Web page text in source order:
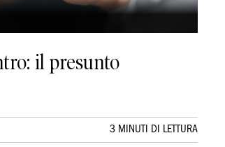
il presunto
3 MINUTI DI LETTURA